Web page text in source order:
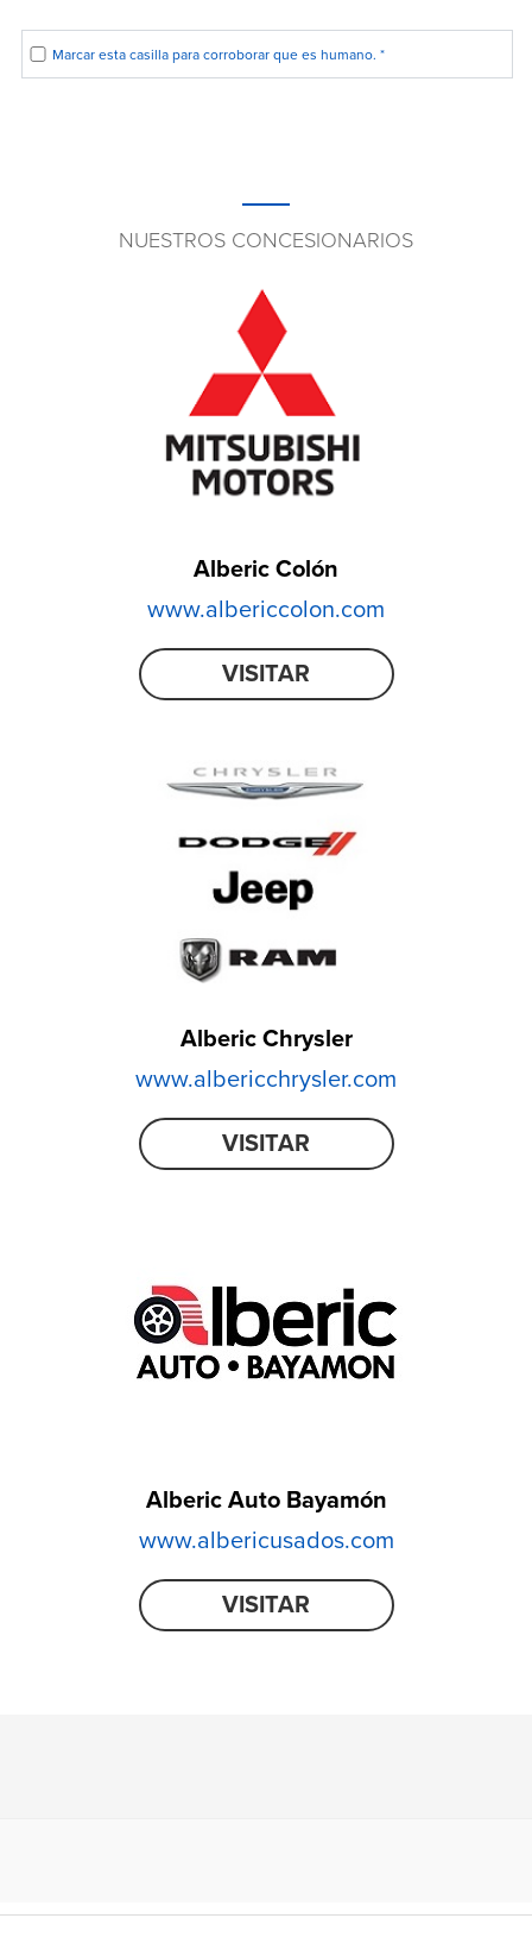
Marcar esta casilla para corroborar que es humano. *
NUESTROS CONCESIONARIOS
Alberic Colón
www.albericcolon.com
VISITAR
Alberic Chrysler
www.albericchrysler.com
VISITAR
Alberic Auto Bayamón
www.albericusados.com
VISITAR